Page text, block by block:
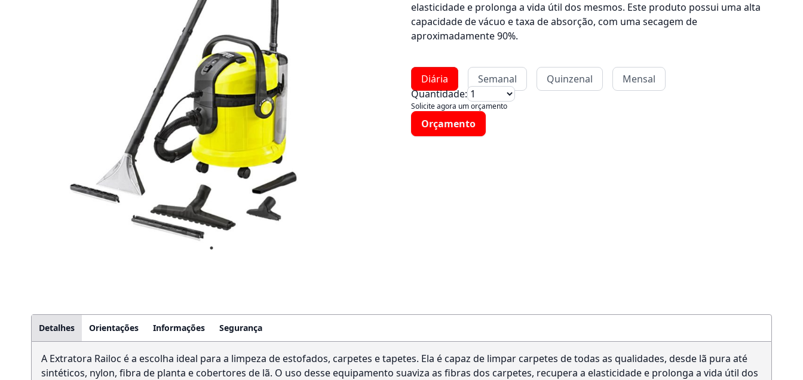
elasticidade e prolonga a vida útil dos mesmos. Este produto possui uma alta
capacidade de vácuo e taxa de absorção, com uma secagem de
aproximadamente 90%.
Diária Semanal Quinzenal
Mensal
Quantidade:
Solicite agora um orçamento
Orçamento
Detalhes Orientações Informações Segurança
A Extratora Railoc é a escolha ideal para a limpeza de estofados, carpetes e tapetes. Ela é capaz de limpar carpetes de todas as qualidades, desde lã pura até
sintéticos, nylon, fibra de planta e cobertores de lã. O uso desse equipamento suaviza as fibras dos carpetes, recupera a elasticidade e prolonga a vida útil dos